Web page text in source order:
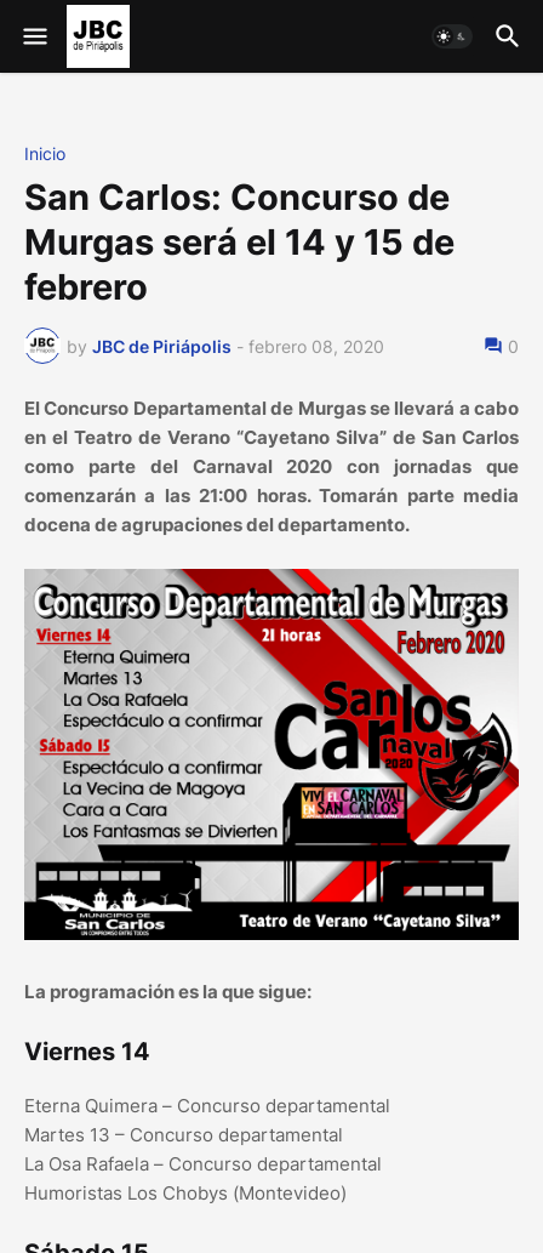
Inicio
San Carlos: Concurso de
Murgas será el 14 y 15 de
febrero
by JBC de Piriápolis - febrero 08, 2020 0
El Concurso Departamental de Murgas se llevará a cabo
en el Teatro de Verano “Cayetano Silva” de San Carlos
como parte del Carnaval 2020 con jornadas que
comenzarán a las 21:00 horas. Tomarán parte media
docena de agrupaciones del departamento.
La programación es la que sigue:
Viernes 14
Eterna Quimera – Concurso departamental
Martes 13 – Concurso departamental
La Osa Rafaela – Concurso departamental
Humoristas Los Chobys (Montevideo)